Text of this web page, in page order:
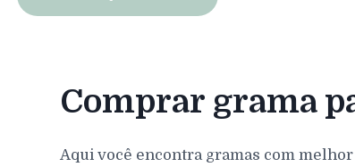
Comprar grama
Aqui você encontra gramas com